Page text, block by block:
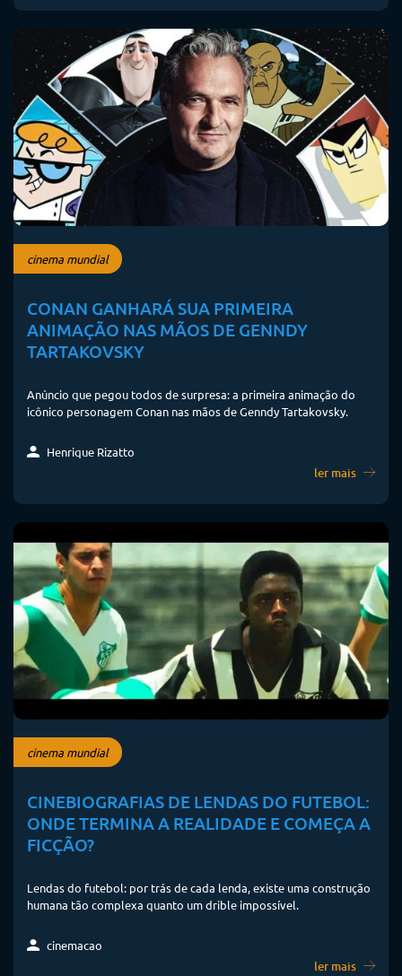
cinema mundial
CONAN GANHARÁ SUA PRIMEIRA
ANIMAÇÃO NAS MÃOS DE GENNDY
TARTAKOVSKY
Anúncio que pegou todos de surpresa: a primeira animação do
icônico personagem Conan nas mãos de Genndy Tartakovsky.
Henrique Rizatto
ler mais
cinema mundial
CINEBIOGRAFIAS DE LENDAS DO FUTEBOL:
ONDE TERMINA A REALIDADE E COMEÇA A
FICÇÃO?
Lendas do futebol: por trás de cada lenda, existe uma construção
humana tão complexa quanto um drible impossível.
cinemacao
ler mais